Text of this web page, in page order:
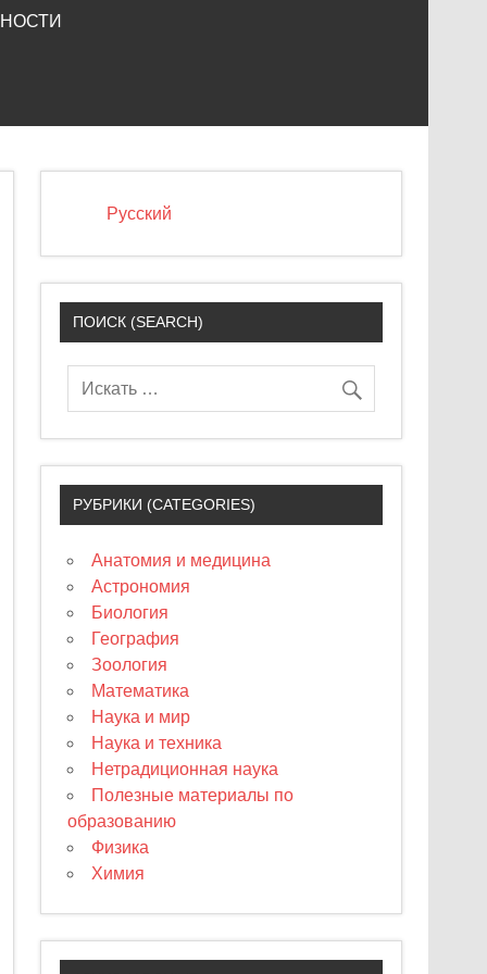
Русский
ПОИСК (SEARCH)
РУБРИКИ (CATEGORIES)
Анатомия и медицина
Астрономия
Биология
География
Зоология
Математика
Наука и мир
Наука и техника
Нетрадиционная наука
Полезные материалы по
образованию
Физика
Химия